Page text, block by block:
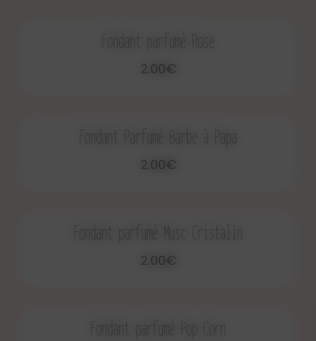
Fondant parfumé Rose
2.00€
Fondant Parfumé Barbe à Papa
2.00€
Fondant parfumé Musc Cristalin
2.00€
Fondant parfumé Pop Corn